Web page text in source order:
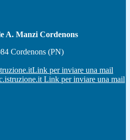
A. Manzi Cordenons
Cordenons (PN)
Link per inviare una mail
Link per inviare una mail